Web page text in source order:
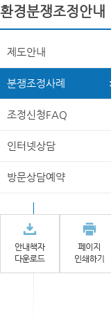
환경분쟁조정안내
제도안내
분쟁조정사례
조정신청FAQ
인터넷상담
방문상담예약